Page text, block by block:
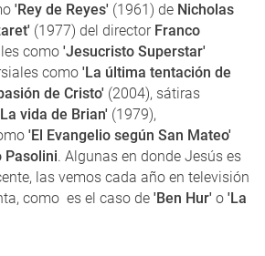
'Rey de Reyes' (1961) de Nicholas
(1977) del director Franco
como 'Jesucristo Superstar'
como 'La última tentación de
de Cristo' (2004), sátiras
vida de Brian' (1979),
'El Evangelio según San Mateo'
Pasolini. Algunas en donde Jesús es
las vemos cada año en televisión
como es el caso de 'Ben Hur' o 'La